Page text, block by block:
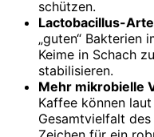
schützen.
Lactobacillus-
„guten“ Bakterien
Keime in Schach
stabilisieren.
Mehr mikrobielle
Kaffee können
Gesamtvielfalt